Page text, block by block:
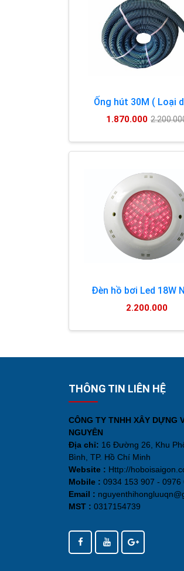
Ống hút 30M ( Loại
1.870.000
Đèn hồ bơi Led 18W
2.200.000
THÔNG TIN LIÊN HỆ
CÔNG TY TNHH XÂY DỰNG
NGUYÊN
Địa chỉ: 16 Đường 26, Khu
Bình, TP. Hồ Chí Minh
Website : Http://
Mobile : 0934 153 907 - 0976
Email :
MST : 0317154739